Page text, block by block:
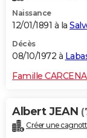
Naissance
12/01/1891 à la
Décès
08/10/1972 à
Famille
Albert JEAN
Créer une